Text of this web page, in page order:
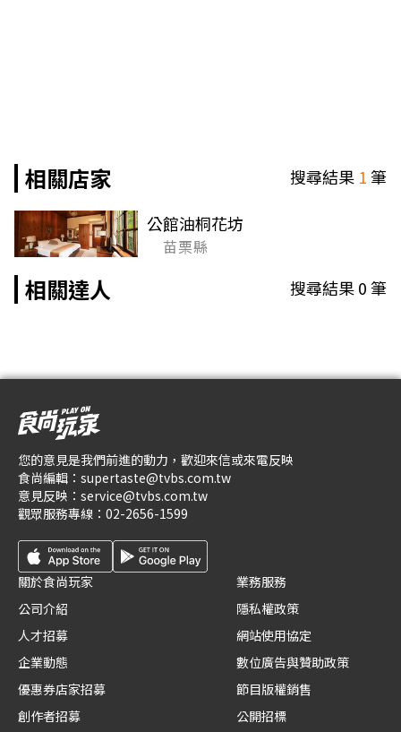
相關店家 搜尋結果 1筆
公館油桐花坊
苗栗縣
相關達人 搜尋結果0筆
您的意見是我們前進的動力，歡迎來信或來電反映
食尚編輯： supertaste@tvbs.com.tw
意見反映： service@tvbs.com.tw
觀眾服務專線： 02-2656-1599
關於食尚玩家
公司介紹
人才招募
企業動態
優惠券店家招募
創作者招募
業務服務
隱私權政策
網站使用協定
數位廣告與贊助政策
節目版權銷售
公開招標